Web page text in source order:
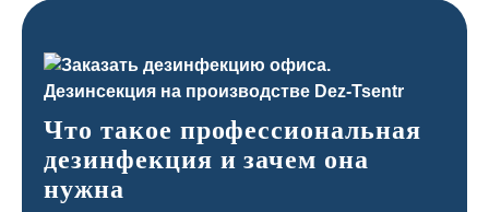
Что такое профессиональная
дезинфекция и зачем она
нужна